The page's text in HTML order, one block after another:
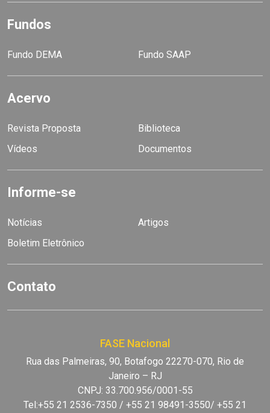
Fundos
Fundo DEMA Fundo SAAP
Acervo
Revista Proposta
Biblioteca
Vídeos
Documentos
Informe-se
Notícias
Artigos
Boletim Eletrônico
Contato
FASE Nacional
Rua das Palmeiras, 90, Botafogo 22270-070, Rio de
Janeiro – RJ
CNPJ: 33.700.956/0001-55
Tel:+55 21 2536-7350 / +55 21 98491-3550/ +55 21